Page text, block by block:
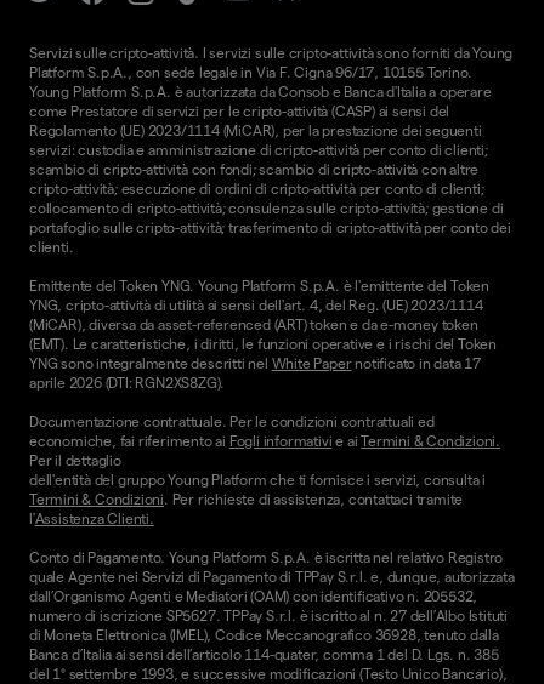
Servizi sulle cripto-attività. I servizi sulle cripto-attività sono forniti da Young
Platform S.p.A., con sede legale in Via F. Cigna 96/17, 10155 Torino.
Young Platform S.p.A. è autorizzata da Consob e Banca d'Italia a operare
come Prestatore di servizi per le cripto-attività (CASP) ai sensi del
Regolamento (UE) 2023/1114 (MiCAR), per la prestazione dei seguenti
servizi: custodia e amministrazione di cripto-attività per conto di clienti;
scambio di cripto-attività con fondi; scambio di cripto-attività con altre
cripto-attività; esecuzione di ordini di cripto-attività per conto di clienti;
collocamento di cripto-attività; consulenza sulle cripto-attività; gestione di
portafoglio sulle cripto-attività; trasferimento di cripto-attività per conto dei
clienti.
Emittente del Token YNG. Young Platform S.p.A. è l'emittente del Token
YNG, cripto-attività di utilità ai sensi dell'art. 4, del Reg. (UE) 2023/1114
(MiCAR), diversa da asset-referenced (ART) token e da e-money token
(EMT). Le caratteristiche, i diritti, le funzioni operative e i rischi del Token
YNG sono integralmente descritti nel White Papernotificato in data 17
aprile 2026 (DTI: RGN2XS8ZG).
Documentazione contrattuale. Per le condizioni contrattuali ed
economiche, fai riferimento ai Fogli informativi e aiTermini & Condizioni.
Per il dettaglio
dell'entità del gruppo Young Platform che ti fornisce i servizi, consulta i
Termini & Condizioni. Per richieste di assistenza, contattaci tramite
l'Assistenza Clienti.
Conto di Pagamento. Young Platform S.p.A. è iscritta nel relativo Registro
quale Agente nei Servizi di Pagamento di TPPay S.r.l. e, dunque, autorizzata
dall’Organismo Agenti e Mediatori (OAM) con identificativo n. 205532,
numero di iscrizione SP5627. TPPay S.r.l. è iscritto al n. 27 dell’Albo Istituti
di Moneta Elettronica (IMEL), Codice Meccanografico 36928, tenuto dalla
Banca d’Italia ai sensi dell’articolo 114-quater, comma 1 del D. Lgs. n. 385
del 1° settembre 1993, e successive modificazioni (Testo Unico Bancario),